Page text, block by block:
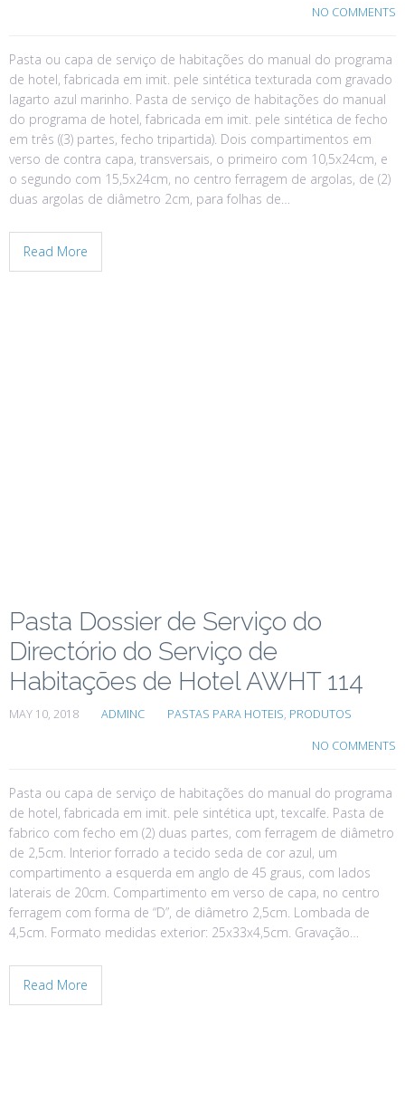
NO COMMENTS
Pasta ou capa de serviço de habitações do manual do programa
de hotel, fabricada em imit. pele sintética texturada com gravado
lagarto azul marinho. Pasta de serviço de habitações do manual
do programa de hotel, fabricada em imit. pele sintética de fecho
em três ((3) partes, fecho tripartida). Dois compartimentos em
verso de contra capa, transversais, o primeiro com 10,5x24cm, e
o segundo com 15,5x24cm, no centro ferragem de argolas, de (2)
duas argolas de diâmetro 2cm, para folhas de…
Read More
Pasta Dossier de Serviço do
Directório do Serviço de
Habitações de Hotel AWHT 114
MAY 10, 2018 ADMINC PASTAS PARA HOTEIS, PRODUTOS
NO COMMENTS
Pasta ou capa de serviço de habitações do manual do programa
de hotel, fabricada em imit. pele sintética upt, texcalfe. Pasta de
fabrico com fecho em (2) duas partes, com ferragem de diâmetro
de 2,5cm. Interior forrado a tecido seda de cor azul, um
compartimento a esquerda em anglo de 45 graus, com lados
laterais de 20cm. Compartimento em verso de capa, no centro
ferragem com forma de “D”, de diâmetro 2,5cm. Lombada de
4,5cm. Formato medidas exterior: 25x33x4,5cm. Gravação…
Read More